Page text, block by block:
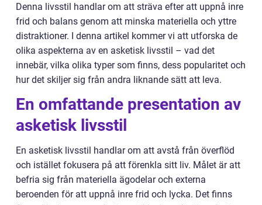
Denna livsstil handlar om att sträva efter att uppnå inre
frid och balans genom att minska materiella och yttre
distraktioner. I denna artikel kommer vi att utforska de
olika aspekterna av en asketisk livsstil – vad det
innebär, vilka olika typer som finns, dess popularitet och
hur det skiljer sig från andra liknande sätt att leva.
En omfattande presentation av
asketisk livsstil
En asketisk livsstil handlar om att avstå från överflöd
och istället fokusera på att förenkla sitt liv. Målet är att
befria sig från materiella ägodelar och externa
beroenden för att uppnå inre frid och lycka. Det finns